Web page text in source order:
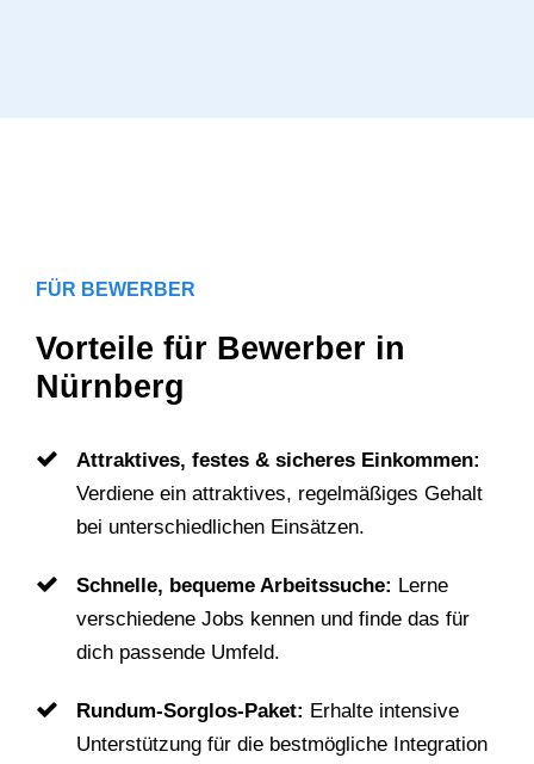
FÜR BEWERBER
Vorteile für Bewerber in
Nürnberg
Attraktives, festes & sicheres Einkommen:
Verdiene ein attraktives, regelmäßiges Gehalt
bei unterschiedlichen Einsätzen.
Schnelle, bequeme Arbeitssuche: Lerne
verschiedene Jobs kennen und finde das für
dich passende Umfeld.
Rundum-Sorglos-Paket: Erhalte intensive
Unterstützung für die bestmögliche Integration